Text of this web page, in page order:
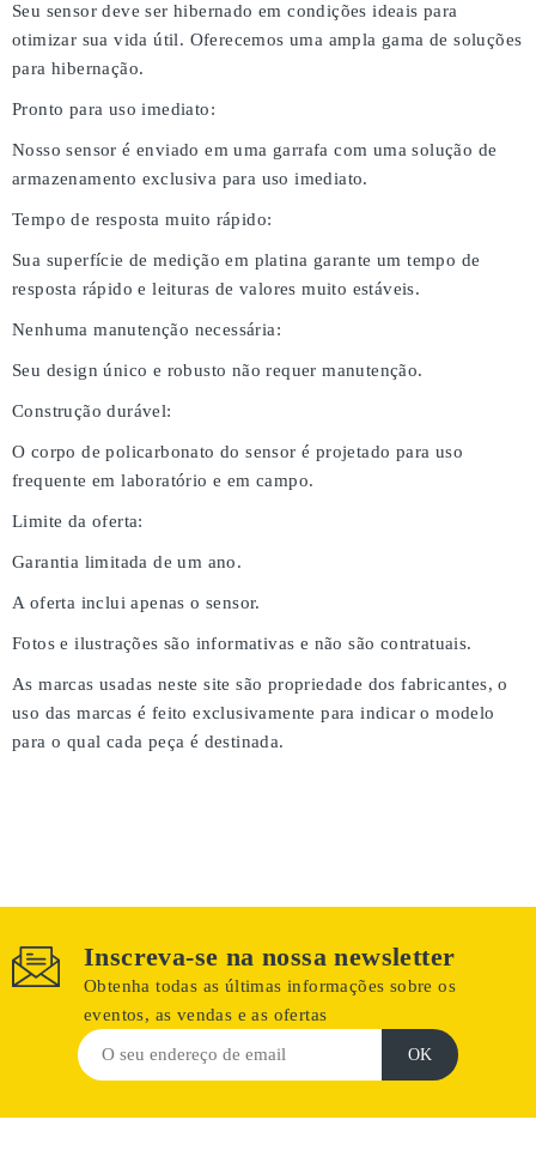
Seu sensor deve ser hibernado em condições ideais para
otimizar sua vida útil. Oferecemos uma ampla gama de soluções
para hibernação.
Pronto para uso imediato:
Nosso sensor é enviado em uma garrafa com uma solução de
armazenamento exclusiva para uso imediato.
Tempo de resposta muito rápido:
Sua superfície de medição em platina garante um tempo de
resposta rápido e leituras de valores muito estáveis.
Nenhuma manutenção necessária:
Seu design único e robusto não requer manutenção.
Construção durável:
O corpo de policarbonato do sensor é projetado para uso
frequente em laboratório e em campo.
Limite da oferta:
Garantia limitada de um ano.
A oferta inclui apenas o sensor.
Fotos e ilustrações são informativas e não são contratuais.
As marcas usadas neste site são propriedade dos fabricantes, o
uso das marcas é feito exclusivamente para indicar o modelo
para o qual cada peça é destinada.
Inscreva-se na nossa newsletter
Obtenha todas as últimas informações sobre os
eventos, as vendas e as ofertas